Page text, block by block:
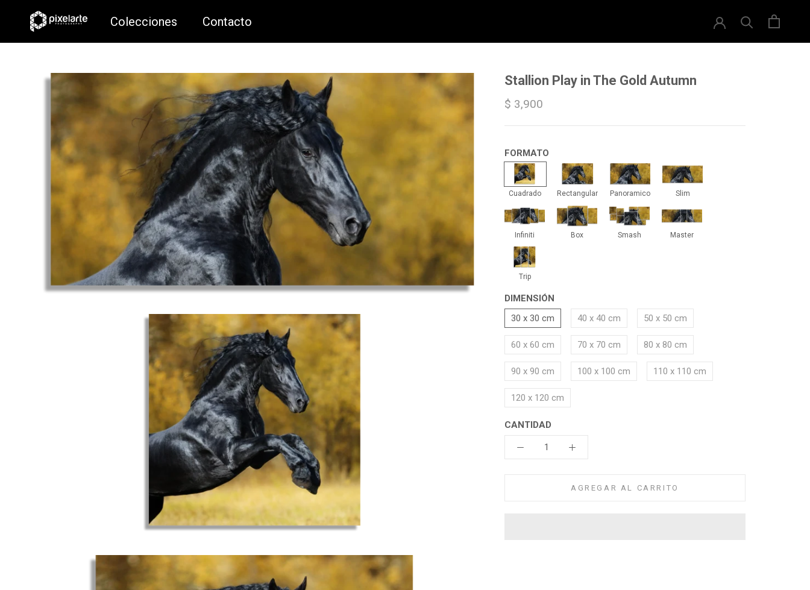
Colecciones
Contacto
Stallion Play in The Gold Autumn
$ 3,900
FORMATO
Cuadrado
Cuadrado
Rectangular
Rectangular
Panoramico
Panoramico
Slim
Slim
Infiniti
Infiniti
Box
Box
Smash
Smash
Master
Master
Trip
Trip
DIMENSIÓN
30 x 30 cm
40 x 40 cm 50 x 50 cm
60 x 60 cm 70 x 70 cm 80 x 80 cm
90 x 90 cm 100 x 100 cm 110 x 110 cm
120 x 120 cm
CANTIDAD
AGREGAR AL CARRITO